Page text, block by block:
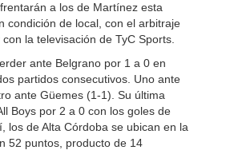
a los de Martínez esta
condición de local, con el arbitraje
la televisación de TyC Sports.
ante Belgrano por 1 a 0 en
partidos consecutivos. Uno ante
ante Güemes (1-1). Su última
Boys por 2 a 0 con los goles de
los de Alta Córdoba se ubican en la
52 puntos, producto de 14